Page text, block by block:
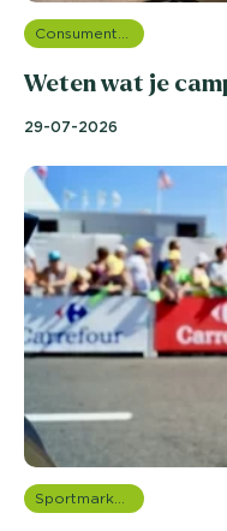
Consumentenonderzoek
Weten wat je
29-07-2026
Sportmarketing onderzoek